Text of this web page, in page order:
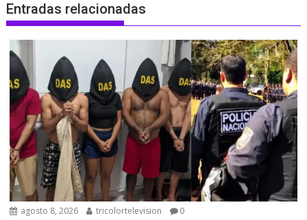
Entradas relacionadas
agosto 8, 2026 tricolortelevision 0